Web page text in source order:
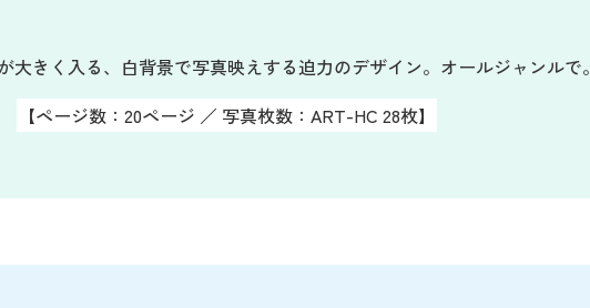
大きく入る、白背景で写真映えする迫力のデザイン。オールジャンルで。
【ページ数：20ページ ／ 写真枚数：ART-HC 28枚】